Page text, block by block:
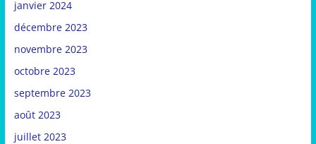
janvier 2024
décembre 2023
novembre 2023
octobre 2023
septembre 2023
août 2023
juillet 2023